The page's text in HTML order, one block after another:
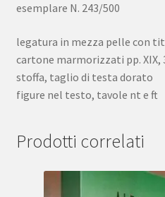
esemplare N. 243/500
legatura in mezza pelle con
cartone marmorizzati pp.
stoffa, taglio di testa dorato
figure nel testo, tavole nt e ft
Prodotti correlati